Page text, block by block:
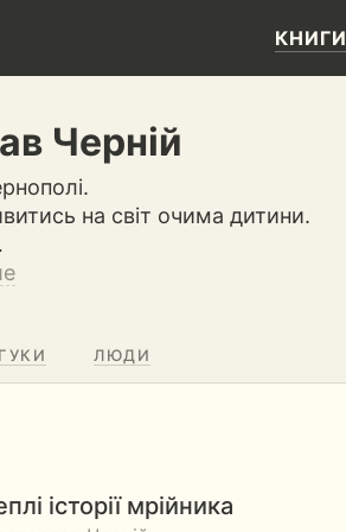
КНИГИ
Черній
на світ очима дитини.
ЛЮДИ
історії мрійника